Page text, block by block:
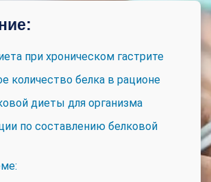
при хроническом гастрите
количество белка в рационе
диеты для организма
по составлению белковой